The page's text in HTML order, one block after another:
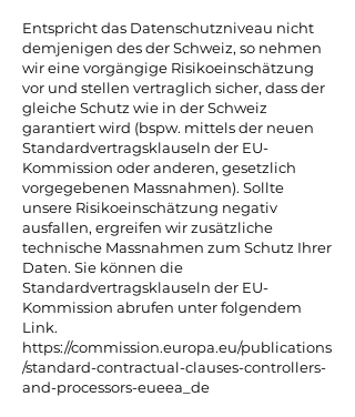
Entspricht das Datenschutzniveau nicht
demjenigen des der Schweiz, so nehmen
wir eine vorgängige Risikoeinschätzung
vor und stellen vertraglich sicher, dass der
gleiche Schutz wie in der Schweiz
garantiert wird (bspw. mittels der neuen
Standardvertragsklauseln der EU-
Kommission oder anderen, gesetzlich
vorgegebenen Massnahmen). Sollte
unsere Risikoeinschätzung negativ
ausfallen, ergreifen wir zusätzliche
technische Massnahmen zum Schutz Ihrer
Daten. Sie können die
Standardvertragsklauseln der EU-
Kommission abrufen unter folgendem
Link.
https://commission.europa.eu/publications
/standard-contractual-clauses-controllers-
and-processors-eueea_de